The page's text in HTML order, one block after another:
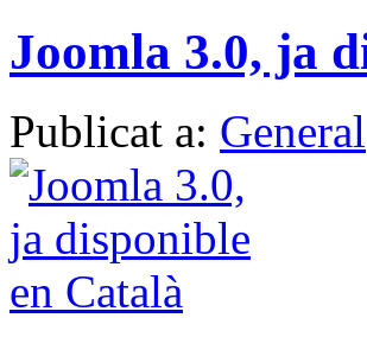
Joomla 3.0, ja
Publicat a: General